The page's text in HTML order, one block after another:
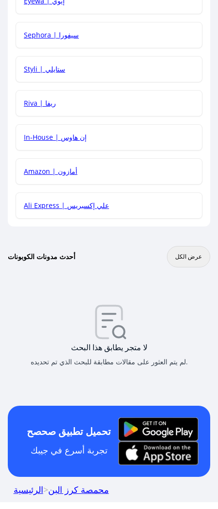
هل يمكنني جمع كود خصم مع العروض الأخرى؟
Sephora | سيفورا
Styli | ستايلي
Riva | ريفا
In-House | إن هاوس
Amazon | أمازون
Ali Express | علي إكسبريس
أحدث مدونات الكوبونات عرض الكل
لا متجر يطابق هذا البحث
لم يتم العثور على مقالات مطابقة للبحث الذي تم تحديده.
تحميل تطبيق صحصح
تجربة أسرع في جيبك
الرئيسية>محمصة كرز البن